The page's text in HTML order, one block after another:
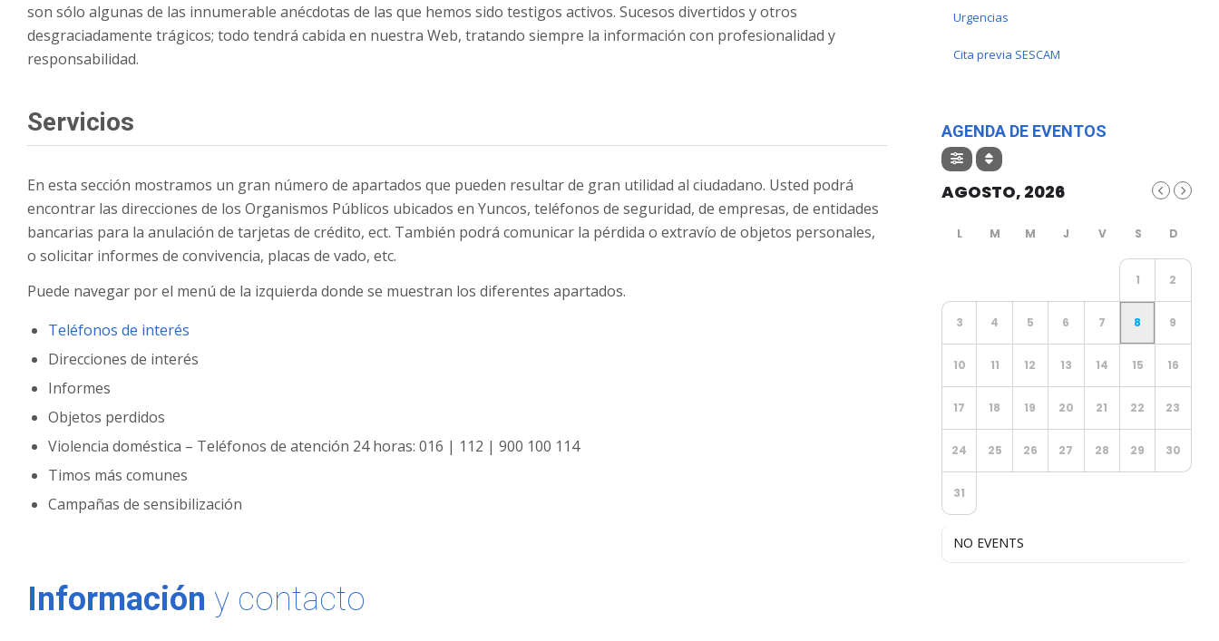
son sólo algunas de las innumerable anécdotas de las que hemos sido testigos activos. Sucesos divertidos y otros
desgraciadamente trágicos; todo tendrá cabida en nuestra Web, tratando siempre la información con profesionalidad y
responsabilidad.
Servicios
En esta sección mostramos un gran número de apartados que pueden resultar de gran utilidad al ciudadano. Usted podrá
encontrar las direcciones de los Organismos Públicos ubicados en Yuncos, teléfonos de seguridad, de empresas, de entidades
bancarias para la anulación de tarjetas de crédito, ect. También podrá comunicar la pérdida o extravío de objetos personales,
o solicitar informes de convivencia, placas de vado, etc.
Puede navegar por el menú de la izquierda donde se muestran los diferentes apartados.
Teléfonos de interés
Direcciones de interés
Informes
Objetos perdidos
Violencia doméstica – Teléfonos de atención 24 horas: 016 | 112 | 900 100 114
Timos más comunes
Campañas de sensibilización
Información y contacto
Urgencias
Cita previa SESCAM
AGENDA DE EVENTOS
AGOSTO, 2026
1 2
3 4 5 6 7 8 9
10 11 12 13 14 15 16
17 18 19 20 21 22 23
24 25 26 27 28 29 30
31
NO EVENTS